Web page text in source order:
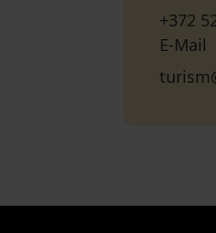
+372
E-Mail